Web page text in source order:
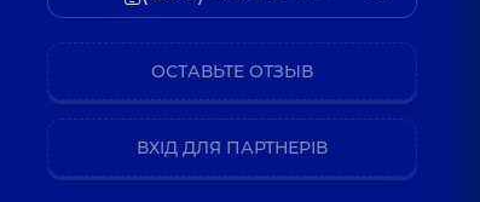
ОСТАВЬТЕ ОТЗЫВ
ВХІД ДЛЯ ПАРТНЕРІВ